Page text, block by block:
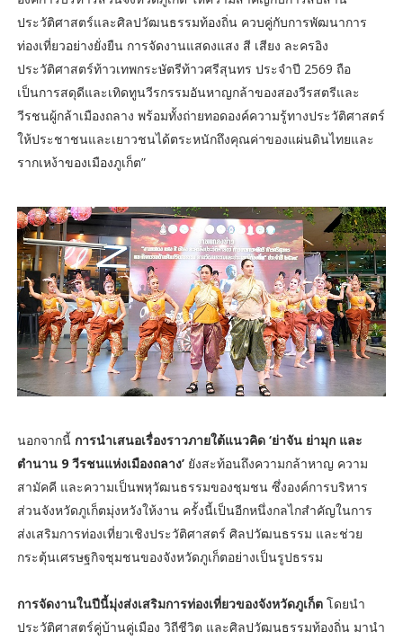
ประวัติศาสตร์และศิลปวัฒนธรรมท้องถิ่น ควบคู่กับการพัฒนาการ
ท่องเที่ยวอย่างยั่งยืน การจัดงานแสดงแสง สี เสียง ละครอิง
ประวัติศาสตร์ท้าวเทพกระษัตรีท้าวศรีสุนทร ประจำปี 2569 ถือ
เป็นการสดุดีและเทิดทูนวีรกรรมอันหาญกล้าของสองวีรสตรีและ
วีรชนผู้กล้าเมืองถลาง พร้อมทั้งถ่ายทอดองค์ความรู้ทางประวัติศาสตร์
ให้ประชาชนและเยาวชนได้ตระหนักถึงคุณค่าของแผ่นดินไทยและ
รากเหง้าของเมืองภูเก็ต”
นอกจากนี้ การนำเสนอเรื่องราวภายใต้แนวคิด ‘ย่าจัน ย่ามุก และ
ตำนาน 9 วีรชนแห่งเมืองถลาง’ ยังสะท้อนถึงความกล้าหาญ ความ
สามัคคี และความเป็นพหุวัฒนธรรมของชุมชน ซึ่งองค์การบริหาร
ส่วนจังหวัดภูเก็ตมุ่งหวังให้งาน ครั้งนี้เป็นอีกหนึ่งกลไกสำคัญในการ
ส่งเสริมการท่องเที่ยวเชิงประวัติศาสตร์ ศิลปวัฒนธรรม และช่วย
กระตุ้นเศรษฐกิจชุมชนของจังหวัดภูเก็ตอย่างเป็นรูปธรรม
การจัดงานในปีนี้มุ่งส่งเสริมการท่องเที่ยวของจังหวัดภูเก็ตโดยนำ
ประวัติศาสตร์คู่บ้านคู่เมือง วิถีชีวิต และศิลปวัฒนธรรมท้องถิ่น มานำ